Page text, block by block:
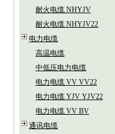
耐火电缆 NHYJV
耐火电缆 NHYJV22
电力电缆
高温电缆
中低压电力电缆
电力电缆 VV VV22
电力电缆 YJV YJV22
电力电缆 VV BV
通讯电缆